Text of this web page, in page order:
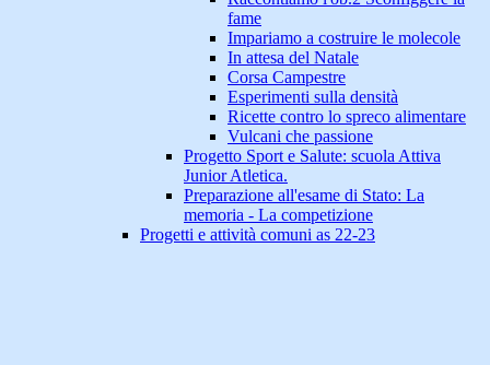
fame
Impariamo a costruire le molecole
In attesa del Natale
Corsa Campestre
Esperimenti sulla densità
Ricette contro lo spreco alimentare
Vulcani che passione
Progetto Sport e Salute: scuola Attiva
Junior Atletica.
Preparazione all'esame di Stato: La
memoria - La competizione
Progetti e attività comuni as 22-23